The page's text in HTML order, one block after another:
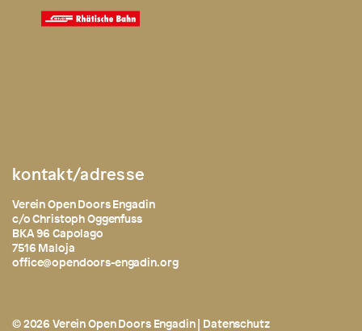
kontakt/adresse
Verein Open Doors Engadin
c/o Christoph Oggenfuss
BKA 96 Capolago
7516 Maloja
office@opendoors-engadin.org
© 2026 Verein Open Doors Engadin | Datenschutz